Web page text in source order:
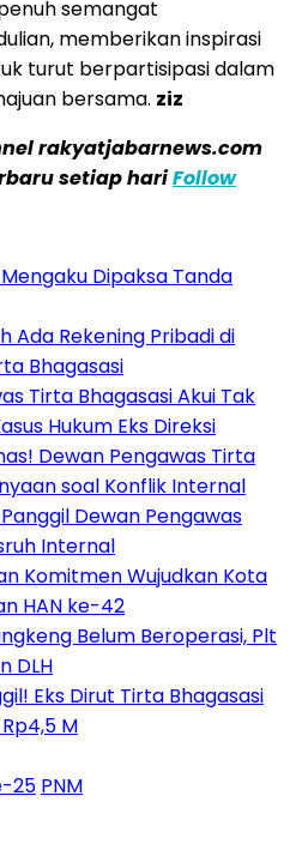
semangat
memberikan inspirasi
turut berpartisipasi dalam
bersama. ziz
rakyatjabarnews.com
setiap hariFollow
Dipaksa Tanda
Ada Rekening Pribadi di
Bhagasasi
Tirta Bhagasasi Akui Tak
Hukum Eks Direksi
Dewan Pengawas Tirta
soal Konflik Internal
Dewan Pengawas
Internal
Komitmen Wujudkan Kota
HAN ke-42
Belum Beroperasi, Plt
DLH
Eks Dirut Tirta Bhagasasi
M
25 PNM